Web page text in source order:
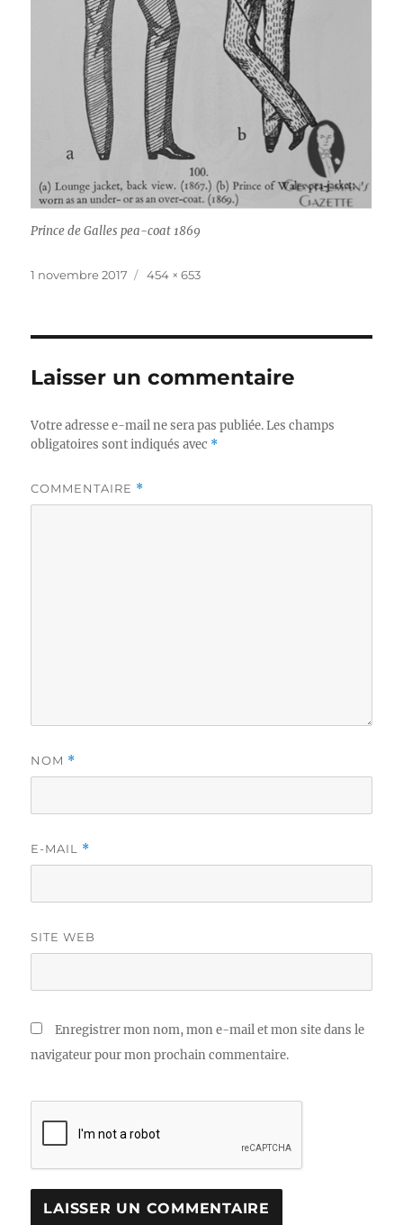
Prince de Galles pea-coat 1869
Publié
1 novembre 2017
Taille
454 × 653
Laisser un commentaire
Votre adresse e-mail ne sera pas publiée. Les champs
obligatoires sont indiqués avec *
COMMENTAIRE *
NOM *
E-MAIL *
SITE WEB
Enregistrer mon nom, mon e-mail et mon site dans le
navigateur pour mon prochain commentaire.